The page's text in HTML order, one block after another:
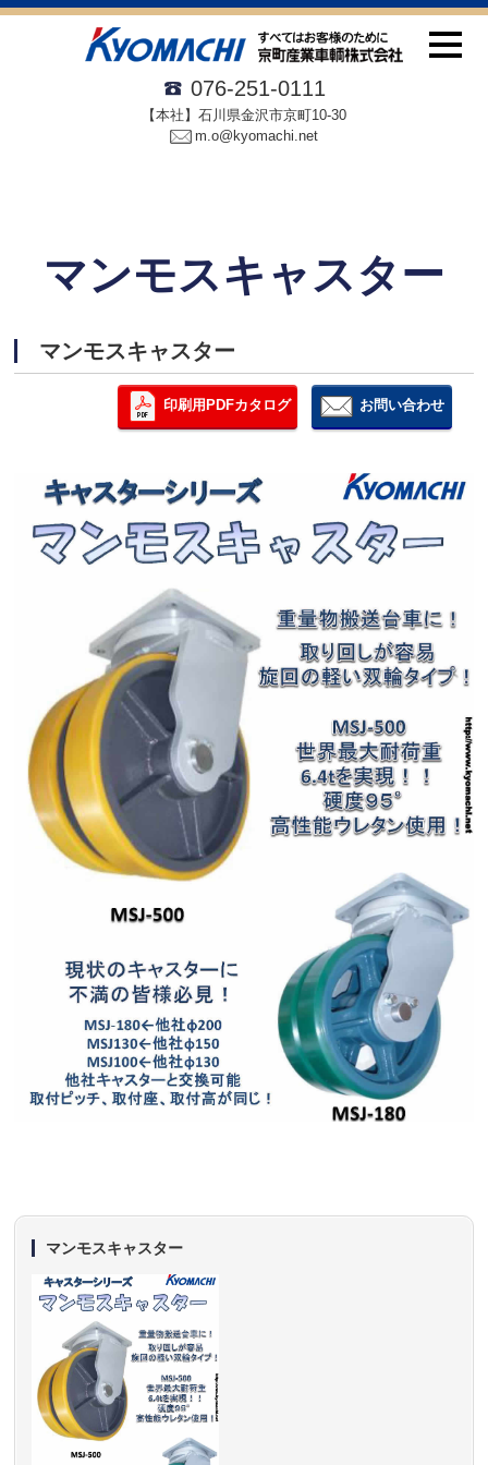
076-251-0111
【本社】石川県金沢市京町10-30
m.o@kyomachi.net
マンモスキャスター
マンモスキャスター
印刷用PDFカタログ お問い合わせ
マンモスキャスター